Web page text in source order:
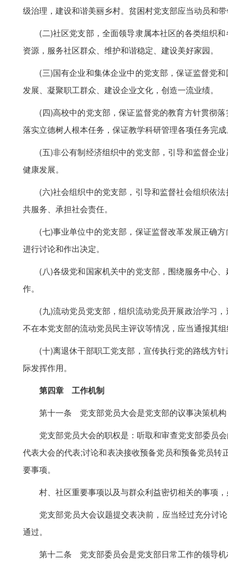
级治理，建设和谐美丽乡村。贫困村党支部应当动员和
(二)社区党支部，全面领导隶属本社区的各类组织和
资源，服务社区群众、维护和谐稳定、建设美好家园。
(三)国有企业和集体企业中的党支部，保证监督党和
发展、凝聚职工群众、建设企业文化，创造一流业绩。
(四)高校中的党支部，保证监督党的教育方针贯彻落
落实立德树人根本任务，保证教学科研管理各项任务完
(五)非公有制经济组织中的党支部，引导和监督企业
健康发展。
(六)社会组织中的党支部，引导和监督社会组织依法
共服务、承担社会责任。
(七)事业单位中的党支部，保证监督改革发展正确方
进行讨论和作出决定。
(八)各级党和国家机关中的党支部，围绕服务中心、
作。
(九)流动党员党支部，组织流动党员开展政治学习，
不在本党支部的流动党员民主评议等情况，应当通报其
(十)离退休干部职工党支部，宣传执行党的路线方针
际发挥作用。
第四章 工作机制
第十一条 党支部党员大会是党支部的议事决策机构
党支部党员大会的职权是：听取和审查党支部委员会
代表大会的代表;讨论和表决接收预备党员和预备党员
要事项。
村、社区重要事项以及与群众利益密切相关的事项，
党支部党员大会议题提交表决前，应当经过充分讨论
通过。
第十二条 党支部委员会是党支部日常工作的领导机